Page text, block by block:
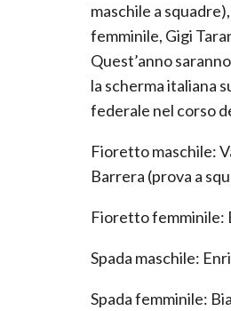
maschile a
femminile, Gigi
Quest’anno
la scherma italiana
federale nel corso
Fioretto maschile:
Barrera (prova a
Fioretto femminile:
Spada maschile:
Spada femminile: